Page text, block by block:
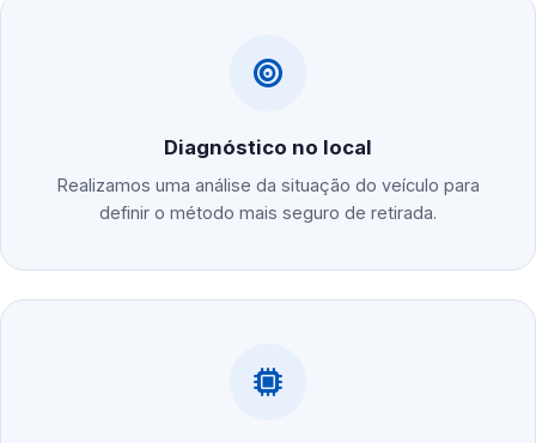
Diagnóstico no local
Realizamos uma análise da situação do veículo para
definir o método mais seguro de retirada.